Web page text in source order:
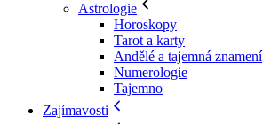
Astrologie
Horoskopy
Tarot a karty
Andělé a tajemná znamení
Numerologie
Tajemno
Zajímavosti